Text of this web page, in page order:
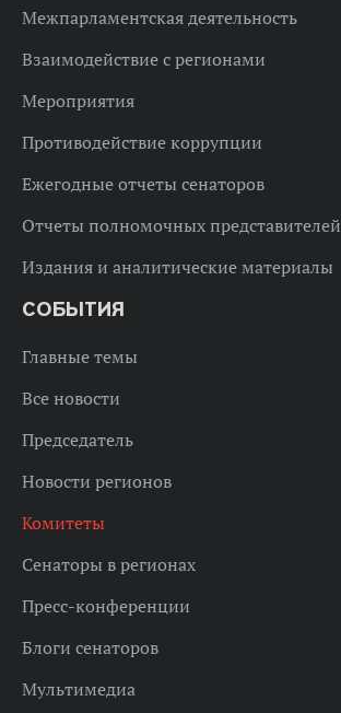
Межпарламентская деятельность
Взаимодействие с регионами
Мероприятия
Противодействие коррупции
Ежегодные отчеты сенаторов
Отчеты полномочных представителей
Издания и аналитические материалы
СОБЫТИЯ
Главные темы
Все новости
Председатель
Новости регионов
Комитеты
Сенаторы в регионах
Пресс-конференции
Блоги сенаторов
Мультимедиа